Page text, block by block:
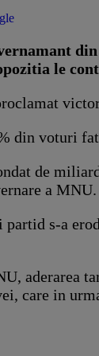
le
din voturi
de
a MNU.
s-a
aderarea
care in